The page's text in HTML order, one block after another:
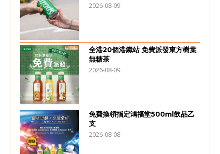
2026-08-09
全港20個港鐵站 免費派發東方樹葉
無糖茶
2026-08-09
免費換領指定鴻福堂500ml飲品乙
支
2026-08-08